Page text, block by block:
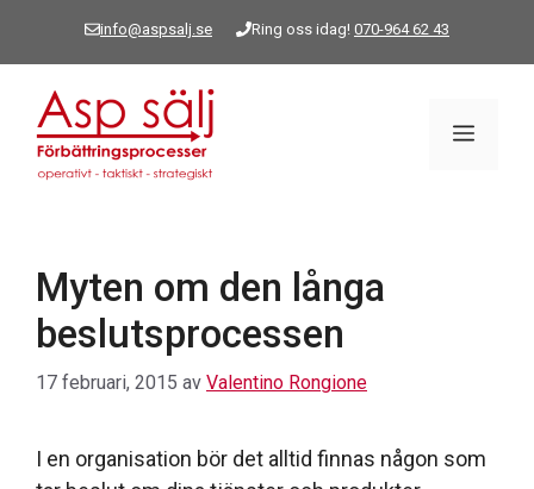
info@aspsalj.se Ring oss idag! 070-964 62 43
Meny
Myten om den långa
beslutsprocessen
17 februari, 2015 av Valentino Rongione
I en organisation bör det alltid finnas någon som